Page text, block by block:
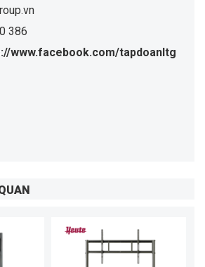
386
www.facebook.com/tapdoanltg